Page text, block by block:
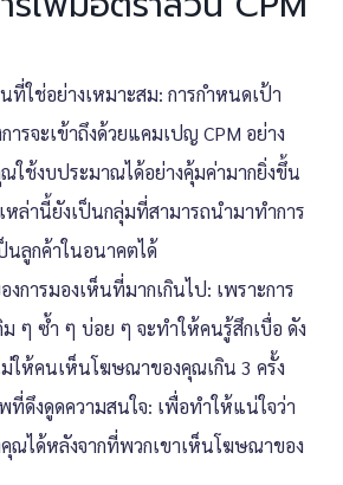
ใช่อย่างเหมาะสม: การกำหนดเป้า
รจะเข้าถึงด้วยแคมเปญ CPM อย่าง
ใช้งบประมาณได้อย่างคุ้มค่ามากยิ่งขึ้น
หล่านี้ยังเป็นกลุ่มที่สามารถนำมาทำการ
นลูกค้าในอนาคตได้
งการมองเห็นที่มากเกินไป: เพราะการ
ๆ ซ้ำ ๆ บ่อย ๆ จะทำให้คนรู้สึกเบื่อ ดัง
ให้คนเห็นโฆษณาของคุณเกิน 3 ครั้ง
ที่ดึงดูดความสนใจ: เพื่อทำให้แน่ใจว่า
ณได้หลังจากที่พวกเขาเห็นโฆษณาของ